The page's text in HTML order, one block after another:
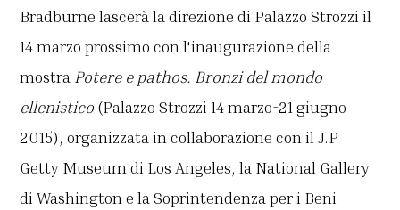
Bradburne lascerà la direzione di Palazzo Strozzi il
14 marzo prossimo con l'inaugurazione della
mostra Potere e pathos. Bronzi del mondo
ellenistico (Palazzo Strozzi 14 marzo-21 giugno
2015), organizzata in collaborazione con il J.P
Getty Museum di Los Angeles, la National Gallery
di Washington e la Soprintendenza per i Beni